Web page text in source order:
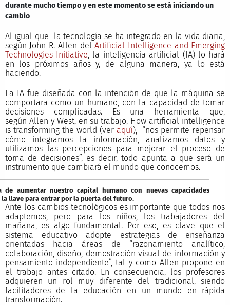
durante mucho tiempo y en este momento se está iniciando un
cambio
Al igual que la tecnología se ha integrado en la vida diaria,
según John R. Allen delArtificial Intelligence and Emerging
Technologies Initiative , la inteligencia artificial (IA) lo hará
en los próximos años y, de alguna manera, ya lo está
haciendo.
La IA fue diseñada con la intención de que la máquina se
comportara como un humano, con la capacidad de tomar
decisiones complicadas. Es una herramienta que,
según Allen y West, en su trabajo, How artificial intelligence
is transforming the world (ver aquí), “nos permite repensar
cómo integramos la información, analizamos datos y
utilizamos las percepciones para mejorar el proceso de
toma de decisiones”, es decir, todo apunta a que será un
instrumento que cambiará el mundo que conocemos.
de aumentar nuestro capital humano con nuevas capacidades
la llave para entrar por la puerta del futuro.
Ante los cambios tecnológicos es importante que todos nos
adaptemos, pero para los niños, los trabajadores del
mañana, es algo fundamental. Por eso, es clave que el
sistema educativo adopte estrategias de enseñanza
orientadas hacia áreas de “razonamiento analítico,
colaboración, diseño, demostración visual de información y
pensamiento independiente”, tal y como Allen propone en
el trabajo antes citado. En consecuencia, los profesores
adquieren un rol muy diferente del tradicional, siendo
facilitadores de la educación en un mundo en rápida
transformación.